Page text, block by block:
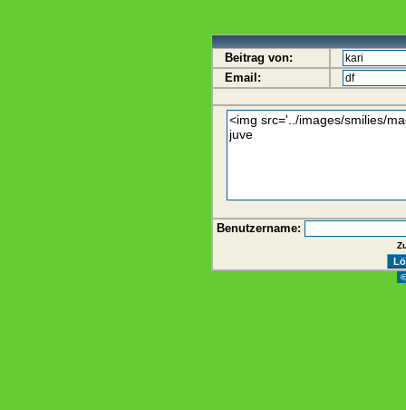
Beitrag von:
Email:
Benutzername: